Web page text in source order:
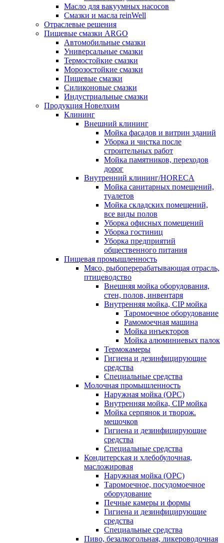
Масло для вакуумных насосов
Смазки и масла reinWell
Отраслевые решения
Пищевые смазки ARGO
Автомобильные смазки
Универсальные смазки
Термостойкие смазки
Морозостойкие смазки
Пищевые смазки
Силиконовые смазки
Индустриальные смазки
Продукция Новелхим
Клининг
Внешний клининг
Мойка фасадов и витрин зданий
Уборка и чистка после
строительных работ
Мойка памятников, переходов
дорог
Внутренний клининг/HORECA
Мойка санитарных помещений,
туалетов
Мойка складских помещений,
все виды полов
Уборка офисных помещений
Уборка гостиниц
Уборка предприятий
общественного питания
Пищевая промышленность
Мясо, рыбоперерабатывающая отрасль,
птицеводство
Внешняя мойка оборудования,
стен, полов, инвентаря
Внутренняя мойка, CIP мойка
Таромоечное оборудование
Рамомоечная машина
Мойка инъекторов
Мойка алюминиевых палок
Термокамеры
Гигиена и дезинфицирующие
средства
Специальные средства
Молочная промышленность
Наружная мойка (ОРС)
Внутренняя мойка, CIP мойка
Мойка серпянок и творож.
мешочков
Гигиена и дезинфицирующие
средства
Специальные средства
Кондитерская и хлебобулочная,
масложировая
Наружная мойка (ОРС)
Таромоечное, посудомоечное
оборудование
Печные камеры и формы
Гигиена и дезинфицирующие
средства
Специальные средства
Пиво, безалкогольная, ликероводочная